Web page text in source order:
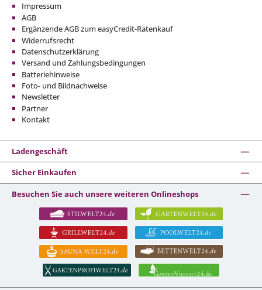
Impressum
AGB
Ergänzende AGB zum easyCredit-Ratenkauf
Widerrufsrecht
Datenschutzerklärung
Versand und Zahlungsbedingungen
Batteriehinweise
Foto- und Bildnachweise
Newsletter
Partner
Kontakt
Ladengeschäft
Sicher Einkaufen
Besuchen Sie auch unsere weiteren Onlineshops